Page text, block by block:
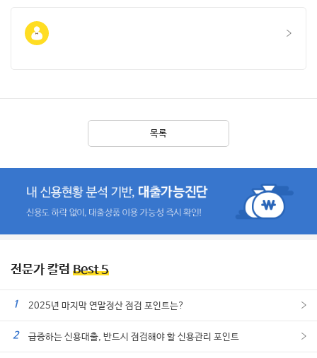
목록
전문가 칼럼 Best 5
1 2025년 마지막 연말정산 점검 포인트는?
2 급증하는 신용대출, 반드시 점검해야 할 신용관리 포인트